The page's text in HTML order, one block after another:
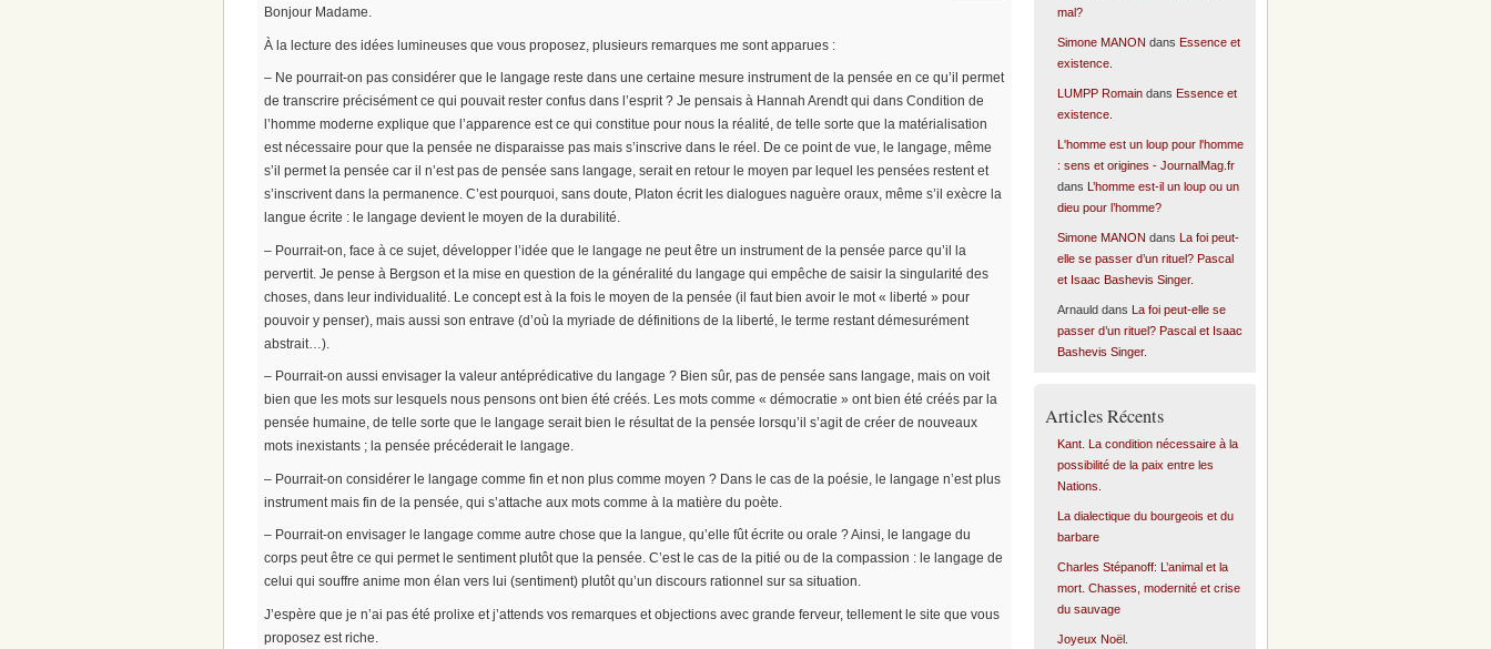
Bonjour Madame.
À la lecture des idées lumineuses que vous proposez, plusieurs remarques me sont apparues :
– Ne pourrait-on pas considérer que le langage reste dans une certaine mesure instrument de la pensée en ce qu’il permet
de transcrire précisément ce qui pouvait rester confus dans l’esprit ? Je pensais à Hannah Arendt qui dans Condition de
l’homme moderne explique que l’apparence est ce qui constitue pour nous la réalité, de telle sorte que la matérialisation
est nécessaire pour que la pensée ne disparaisse pas mais s’inscrive dans le réel. De ce point de vue, le langage, même
s’il permet la pensée car il n’est pas de pensée sans langage, serait en retour le moyen par lequel les pensées restent et
s’inscrivent dans la permanence. C’est pourquoi, sans doute, Platon écrit les dialogues naguère oraux, même s’il exècre la
langue écrite : le langage devient le moyen de la durabilité.
– Pourrait-on, face à ce sujet, développer l’idée que le langage ne peut être un instrument de la pensée parce qu’il la
pervertit. Je pense à Bergson et la mise en question de la généralité du langage qui empêche de saisir la singularité des
choses, dans leur individualité. Le concept est à la fois le moyen de la pensée (il faut bien avoir le mot « liberté » pour
pouvoir y penser), mais aussi son entrave (d’où la myriade de définitions de la liberté, le terme restant démesurément
abstrait…).
– Pourrait-on aussi envisager la valeur antéprédicative du langage ? Bien sûr, pas de pensée sans langage, mais on voit
bien que les mots sur lesquels nous pensons ont bien été créés. Les mots comme « démocratie » ont bien été créés par la
pensée humaine, de telle sorte que le langage serait bien le résultat de la pensée lorsqu’il s’agit de créer de nouveaux
mots inexistants ; la pensée précéderait le langage.
– Pourrait-on considérer le langage comme fin et non plus comme moyen ? Dans le cas de la poésie, le langage n’est plus
instrument mais fin de la pensée, qui s’attache aux mots comme à la matière du poète.
– Pourrait-on envisager le langage comme autre chose que la langue, qu’elle fût écrite ou orale ? Ainsi, le langage du
corps peut être ce qui permet le sentiment plutôt que la pensée. C’est le cas de la pitié ou de la compassion : le langage de
celui qui souffre anime mon élan vers lui (sentiment) plutôt qu’un discours rationnel sur sa situation.
J’espère que je n’ai pas été prolixe et j’attends vos remarques et objections avec grande ferveur, tellement le site que vous
proposez est riche.
mal?
Simone MANON dans Essence et
existence.
LUMPP Romaindans Essence et
existence.
L'homme est un loup pour l'homme
: sens et origines - JournalMag.fr
dans L’homme est-il un loup ou un
dieu pour l’homme?
Simone MANON dans La foi peut-
elle se passer d’un rituel? Pascal
et Isaac Bashevis Singer.
Arnaulddans La foi peut-elle se
passer d’un rituel? Pascal et Isaac
Bashevis Singer.
Articles Récents
Kant. La condition nécessaire à la
possibilité de la paix entre les
Nations.
La dialectique du bourgeois et du
barbare
Charles Stépanoff: L’animal et la
mort. Chasses, modernité et crise
du sauvage
Joyeux Noël.